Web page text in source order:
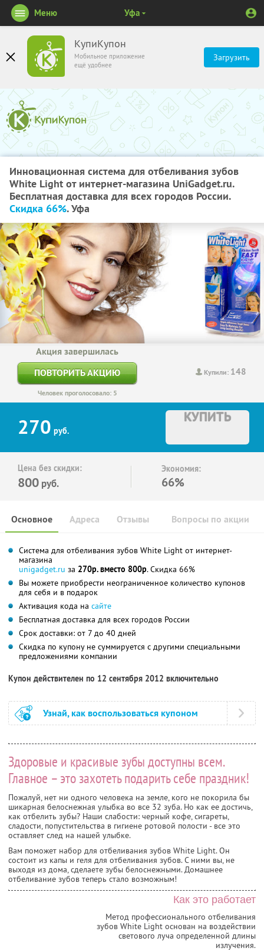
КупиКупон
Мобильное приложение
ещё удобнее
Загрузить
Меню Уфа
Инновационная система для отбеливания зубов
White Light от интернет-магазина UniGadget.ru.
Бесплатная доставка для всех городов России.
Скидка 66%. Уфа
Купили: 148
Акция завершилась
ПОВТОРИТЬ АКЦИЮ
Человек проголосовало: 5
270 руб.
КУПИТЬ
Цена без скидки:
800 руб.
Экономия:
66%
Основное Отзывы Вопросы по акции
Адреса
Система для отбеливания зубов White Light от интернет-
магазина
unigadget.ru за 270р. вместо 800р. Скидка 66%
Вы можете приобрести неограниченное количество купонов
для себя и в подарок
Активация кода на сайте
Бесплатная доставка для всех городов России
Срок доставки: от 7 до 40 дней
Скидка по купону не суммируется с другими специальными
предложениями компании
Купон действителен по 12 сентября 2012 включительно
Узнай, как воспользоваться купоном
Здоровые и красивые зубы доступны всем.
Главное – это захотеть подарить себе праздник!
Пожалуй, нет ни одного человека на земле, кого не покорила бы
шикарная белоснежная улыбка во все 32 зуба. Но как ее достичь,
как отбелить зубы? Наши слабости: черный кофе, сигареты,
сладости, попустительства в гигиене ротовой полости - все это
оставляет след на нашей улыбке.
Вам поможет набор для отбеливания зубов White Light. Он
состоит из капы и геля для отбеливания зубов. С ними вы, не
выходя из дома, сделаете зубы белоснежными. Домашнее
отбеливание зубов теперь стало возможным!
Как это работает
Метод профессионального отбеливания
зубов White Light основан на воздействии
светового луча определенной длины
излучения.